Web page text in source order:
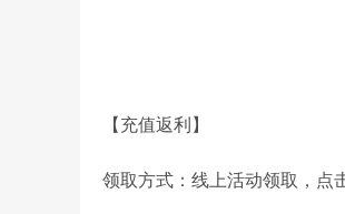
【充值返利】
领取方式：线上活动领取，点